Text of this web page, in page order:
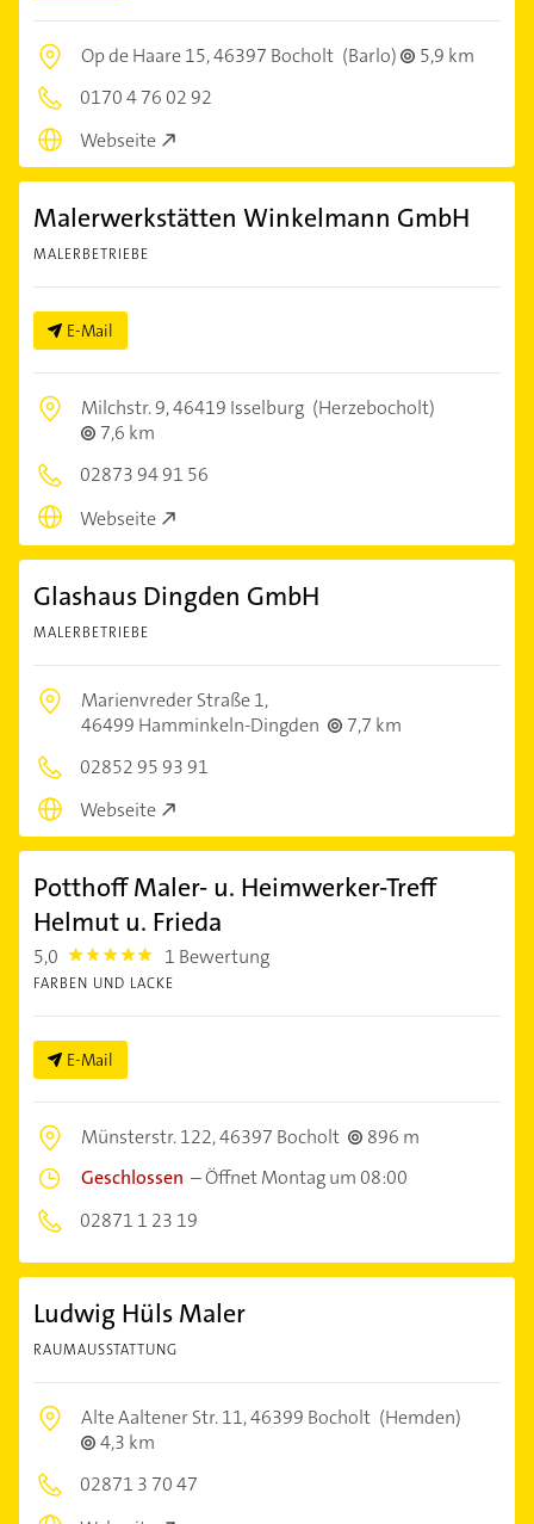
Op de Haare 15,46397 Bocholt (Barlo)
5,9 km
0170 4 76 02 92
Webseite
Malerwerkstätten Winkelmann GmbH
MALERBETRIEBE
E-Mail
Milchstr. 9,46419 Isselburg (Herzebocholt)
7,6 km
02873 94 91 56
Webseite
Glashaus Dingden GmbH
MALERBETRIEBE
Marienvreder Straße 1,
46499 Hamminkeln-Dingden
7,7 km
02852 95 93 91
Webseite
Potthoff Maler- u. Heimwerker-Treff
Helmut u. Frieda
5,0 5.0 1 Bewertung
FARBEN UND LACKE
E-Mail
Münsterstr. 122,46397 Bocholt
896 m
Geschlossen –Öffnet Montag um 08:00
02871 1 23 19
Ludwig Hüls Maler
RAUMAUSSTATTUNG
Alte Aaltener Str. 11,46399 Bocholt (Hemden)
4,3 km
02871 3 70 47